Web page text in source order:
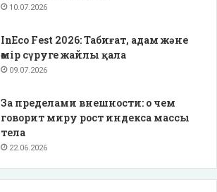
10.07.2026
InEco Fest 2026: Табиғат, адам және
өмір сүруге жайлы қала
09.07.2026
За пределами внешности: о чем
говорит миру рост индекса массы
тела
22.06.2026